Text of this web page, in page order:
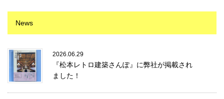
News
2026.06.29
『松本レトロ建築さんぽ』に弊社が掲載され
ました！